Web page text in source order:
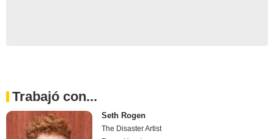
Trabajó con...
Seth Rogen
The Disaster Artist